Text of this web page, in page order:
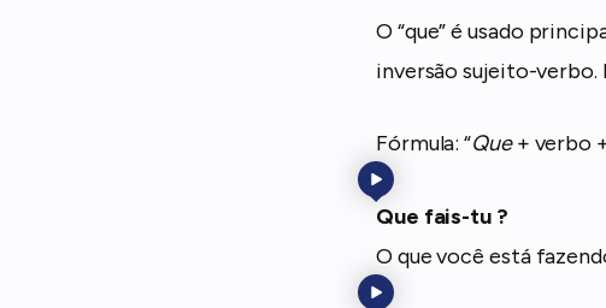
O “que” é usado
inversão sujeito-verbo.
Fórmula: “Que+ verbo
Que fais-tu ?
O que você está